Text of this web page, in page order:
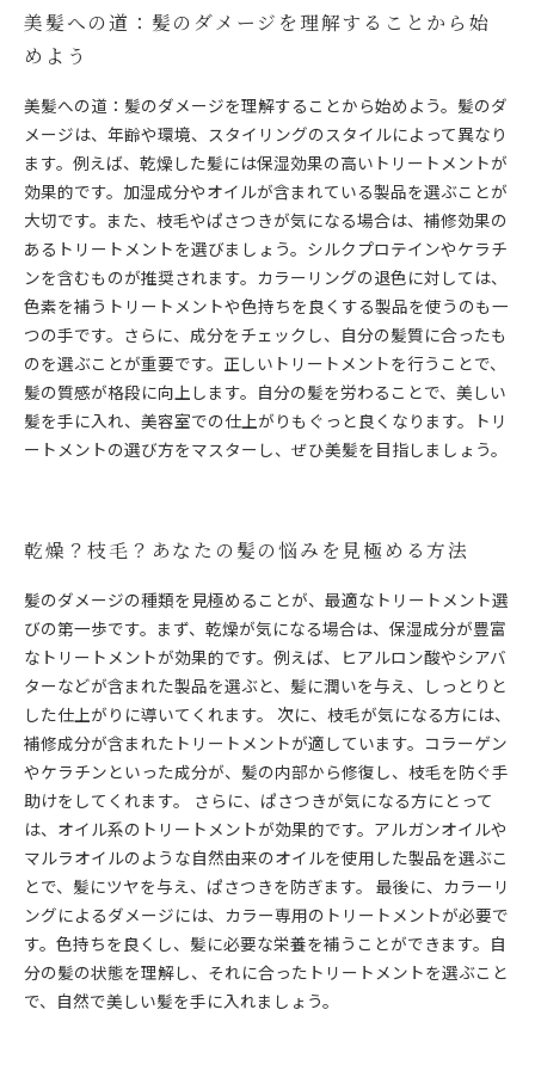
あなたに最適なトリートメントで新たな髪の輝きを発
見
美髪への道：髪のダメージを理解することから始
めよう
美髪への道：髪のダメージを理解することから始めよう。髪のダ
メージは、年齢や環境、スタイリングのスタイルによって異なり
ます。例えば、乾燥した髪には保湿効果の高いトリートメントが
効果的です。加湿成分やオイルが含まれている製品を選ぶことが
大切です。また、枝毛やぱさつきが気になる場合は、補修効果の
あるトリートメントを選びましょう。シルクプロテインやケラチ
ンを含むものが推奨されます。カラーリングの退色に対しては、
色素を補うトリートメントや色持ちを良くする製品を使うのも一
つの手です。さらに、成分をチェックし、自分の髪質に合ったも
のを選ぶことが重要です。正しいトリートメントを行うことで、
髪の質感が格段に向上します。自分の髪を労わることで、美しい
髪を手に入れ、美容室での仕上がりもぐっと良くなります。トリ
ートメントの選び方をマスターし、ぜひ美髪を目指しましょう。
乾燥？枝毛？あなたの髪の悩みを見極める方法
髪のダメージの種類を見極めることが、最適なトリートメント選
びの第一歩です。まず、乾燥が気になる場合は、保湿成分が豊富
なトリートメントが効果的です。例えば、ヒアルロン酸やシアバ
ターなどが含まれた製品を選ぶと、髪に潤いを与え、しっとりと
した仕上がりに導いてくれます。 次に、枝毛が気になる方には、
補修成分が含まれたトリートメントが適しています。コラーゲン
やケラチンといった成分が、髪の内部から修復し、枝毛を防ぐ手
助けをしてくれます。 さらに、ぱさつきが気になる方にとって
は、オイル系のトリートメントが効果的です。アルガンオイルや
マルラオイルのような自然由来のオイルを使用した製品を選ぶこ
とで、髪にツヤを与え、ぱさつきを防ぎます。 最後に、カラーリ
ングによるダメージには、カラー専用のトリートメントが必要で
す。色持ちを良くし、髪に必要な栄養を補うことができます。自
分の髪の状態を理解し、それに合ったトリートメントを選ぶこと
で、自然で美しい髪を手に入れましょう。